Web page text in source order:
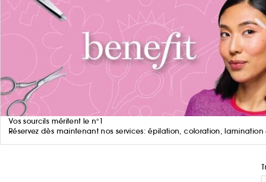
Une formule unique :
- 24h d’effet déployé(1)
- Ne coule pas
- Résiste à l’eau, l’humidité et la transpiration
- Formule légère et modulable
- Ne s’effrite pas
- Provitamine B5 aide à fortifier les cils
- Extrait de cranberry contient des acides gras pour une
- Cire de riz : aide à séparer et définir les cils et donne un effet
ILS SONT DÉJÀ FANS !
92% déclarent que le mascara offre un effet éventail ultra
Vos sourcils méritent le n°1
Réservez dès maintenant nos services: épilation, coloration, lamination